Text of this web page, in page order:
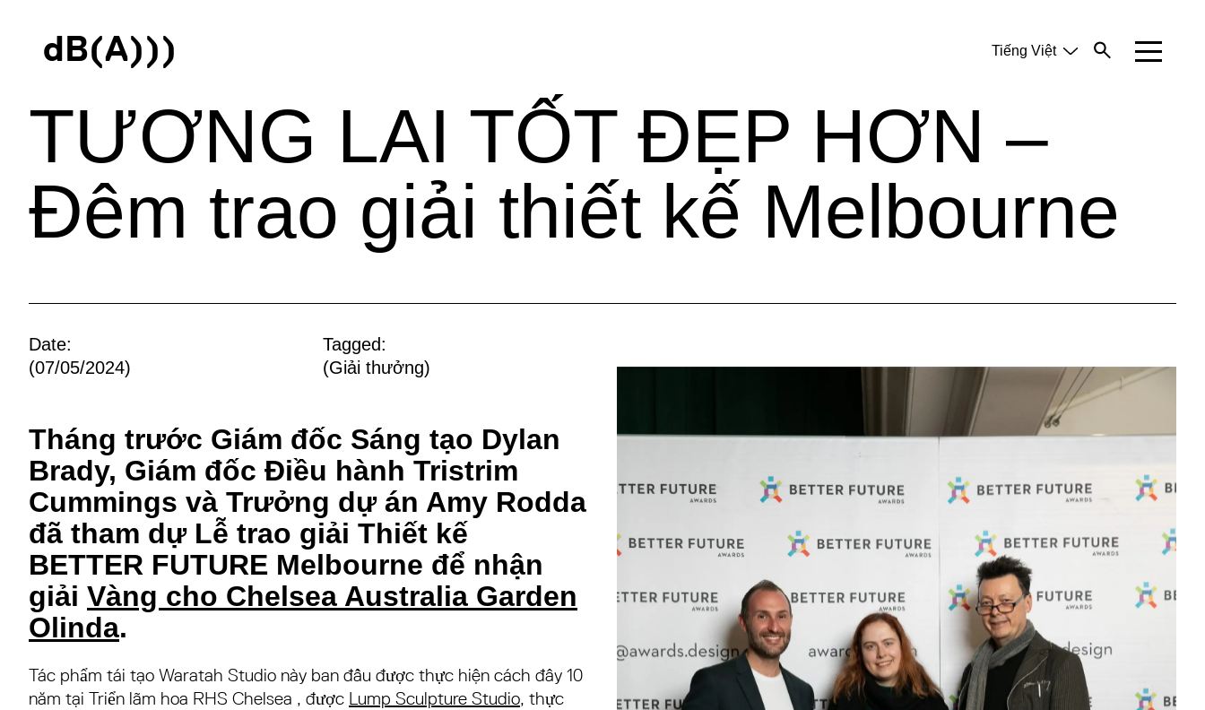
dB(A)))
Tiếng Việt
TƯƠNG LAI TỐT ĐẸP HƠN –
Đêm trao giải thiết kế Melbourne
Date:
(07/05/2024)
Tagged:
(Giải thưởng)
Tháng trước Giám đốc Sáng tạo Dylan
Brady, Giám đốc Điều hành Tristrim
Cummings và Trưởng dự án Amy Rodda
đã tham dự Lễ trao giải Thiết kế
BETTER FUTURE Melbourne để nhận
giải Vàng cho Chelsea Australia Garden
Olinda.
Tác phẩm tái tạo Waratah Studio này ban đầu được thực hiện cách đây 10
năm tại Triển lãm hoa RHS Chelsea , được Lump Sculpture Studio, thực